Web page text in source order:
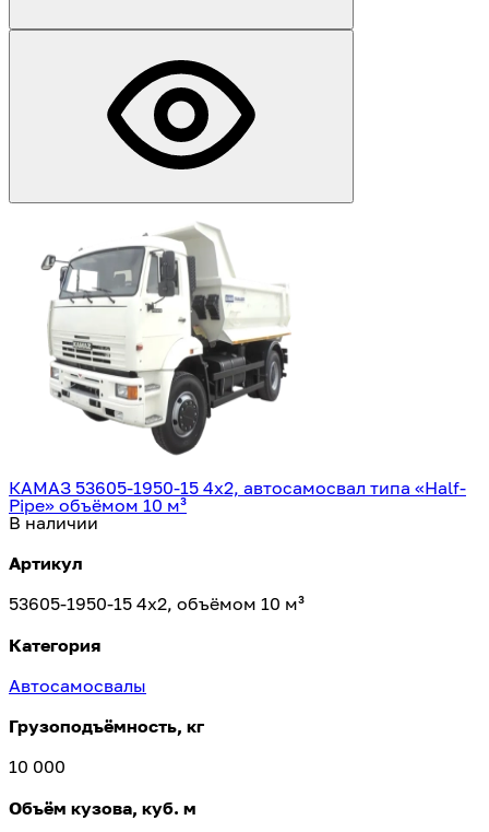
КАМАЗ 53605-1950-15 4х2, автосамосвал типа «Half-
Pipe» объёмом 10 м³
В наличии
Артикул
53605-1950-15 4х2, объёмом 10 м³
Категория
Автосамосвалы
Грузоподъёмность, кг
10 000
Объём кузова, куб. м